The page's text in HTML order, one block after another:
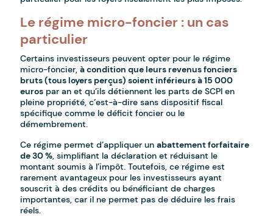
Le régime micro-foncier : un cas
particulier
Certains investisseurs peuvent opter pour le régime
micro-foncier,à condition que leurs revenus fonciers
bruts (tous loyers perçus) soient inférieurs à 15 000
euros par an et qu’ils détiennent les parts de SCPI en
pleine propriété, c’est-à-dire sans dispositif fiscal
spécifique comme le déficit foncier ou le
démembrement.
Ce régime permet d’appliquer unabattement forfaitaire
de 30 %, simplifiant la déclaration et réduisant le
montant soumis à l’impôt. Toutefois, ce régime est
rarement avantageux pour les investisseurs ayant
souscrit à des crédits ou bénéficiant de charges
importantes, car il ne permet pas de déduire les frais
réels.